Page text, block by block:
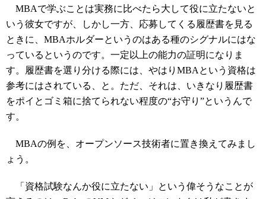
MBAで学ぶことは実務に比べたら大して役に立たないと
いう彼女ですが、しかし一方、応募してくる履歴書を見る
ときに、MBAホルダーというのはある種のシグナルにはな
っているというのです。一定以上の能力の証明になりま
す。履歴書を選り分ける際には、やはりMBAという資格は
参考にはされている、と。ただ、それは、いきなり履歴書
をポイとゴミ箱に捨てられない程度の“お守り”というんで
す。
MBAの例を、オープンソース技術者に置き換えてみまし
ょう。
「資格試験なんか役に立たない」という偉そうなことが